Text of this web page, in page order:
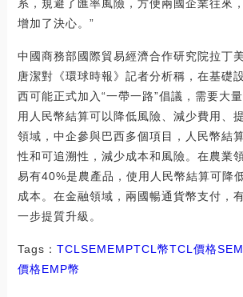
系，規避了匯率風險，方便兩國企業往來
增加了決心。”
中國商務部國際貿易經濟合作研究院拉丁
唐潔對《環球時報》記者分析稱，在基礎
西可能正式加入“一帶一路”倡議，需要大
用人民幣結算可以降低風險、減少費用、
領域，中企參與巴西多個項目，人民幣結
性和可追溯性，減少成本和風險。在農業
易有40%是農產品，使用人民幣結算可降
成本。在金融領域，兩國暢通貨幣支付，
一步提質升級。
Tags： TCL SEMEMPTCL幣TCL價格
價格EMP幣